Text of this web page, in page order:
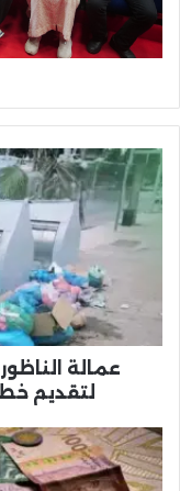
عمالة
الناظور
تمهل
شركة
النظافة
خطة
عمل
وإصلاحعمالة
لتقديم
ودائع
بنكية
بالمغرب